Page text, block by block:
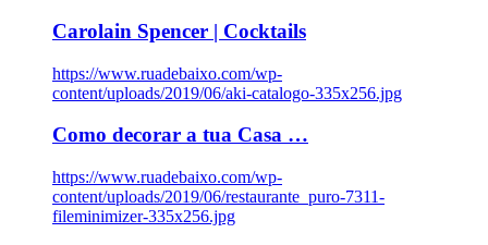
Carolain Spencer | Cocktails
https://www.ruadebaixo.com/wp-
content/uploads/2019/06/aki-catalogo-335x256.jpg
Como decorar a tua Casa …
https://www.ruadebaixo.com/wp-
content/uploads/2019/06/restaurante_puro-7311-
fileminimizer-335x256.jpg